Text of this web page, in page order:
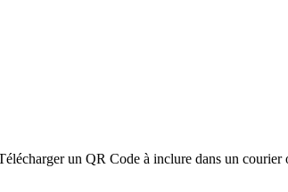
un QR Code à inclure dans un courier